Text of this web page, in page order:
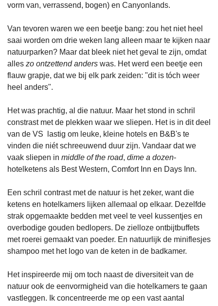
vorm van, verrassend, bogen) en Canyonlands.
Van tevoren waren we een beetje bang: zou het niet heel
saai worden om drie weken lang alleen maar te kijken naar
natuurparken? Maar dat bleek niet het geval te zijn, omdat
alles zo ontzettend anders was. Het werd een beetje een
flauw grapje, dat we bij elk park zeiden: "dit is tóch weer
heel anders".
Het was prachtig, al die natuur. Maar het stond in schril
constrast met de plekken waar we sliepen. Het is in dit deel
van de VS  lastig om leuke, kleine hotels en B&B's te
vinden die niét schreeuwend duur zijn. Vandaar dat we
vaak sliepen in middle of the road, dime a dozen-
hotelketens als Best Western, Comfort Inn en Days Inn.
Een schril contrast met de natuur is het zeker, want die
ketens en hotelkamers lijken allemaal op elkaar. Dezelfde
strak opgemaakte bedden met veel te veel kussentjes en
overbodige gouden bedlopers. De zielloze ontbijtbuffets
met roerei gemaakt van poeder. En natuurlijk de miniflesjes
shampoo met het logo van de keten in de badkamer.
Het inspireerde mij om toch naast de diversiteit van de
natuur ook de eenvormigheid van die hotelkamers te gaan
vastleggen. Ik concentreerde me op een vast aantal